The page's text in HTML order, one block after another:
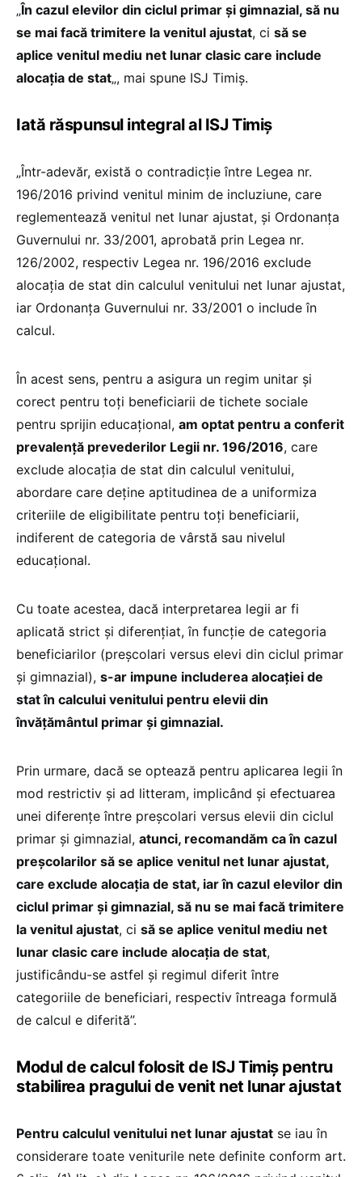
„În cazul elevilor din ciclul primar și gimnazial, să nu
se mai facă trimitere la venitul ajustat, ci să se
aplice venitul mediu net lunar clasic care include
alocația de stat„, mai spune ISJ Timiș.
Iată răspunsul integral al ISJ Timiș
„Într-adevăr, există o contradicție între Legea nr.
196/2016 privind venitul minim de incluziune, care
reglementează venitul net lunar ajustat, și Ordonanța
Guvernului nr. 33/2001, aprobată prin Legea nr.
126/2002, respectiv Legea nr. 196/2016 exclude
alocația de stat din calculul venitului net lunar ajustat,
iar Ordonanța Guvernului nr. 33/2001 o include în
calcul.
În acest sens, pentru a asigura un regim unitar și
corect pentru toți beneficiarii de tichete sociale
pentru sprijin educațional, am optat pentru a conferit
prevalență prevederilor Legii nr. 196/2016, care
exclude alocația de stat din calculul venitului,
abordare care deține aptitudinea de a uniformiza
criteriile de eligibilitate pentru toți beneficiarii,
indiferent de categoria de vârstă sau nivelul
educațional.
Cu toate acestea, dacă interpretarea legii ar fi
aplicată strict și diferențiat, în funcție de categoria
beneficiarilor (preșcolari versus elevi din ciclul primar
și gimnazial), s-ar impune includerea alocației de
stat în calcului venitului pentru elevii din
învățământul primar și gimnazial.
Prin urmare, dacă se optează pentru aplicarea legii în
mod restrictiv și ad litteram, implicând și efectuarea
unei diferențe între preșcolari versus elevii din ciclul
primar și gimnazial, atunci, recomandăm ca în cazul
preșcolarilor să se aplice venitul net lunar ajustat,
care exclude alocația de stat, iar în cazul elevilor din
ciclul primar și gimnazial, să nu se mai facă trimitere
la venitul ajustat, ci să se aplice venitul mediu net
lunar clasic care include alocația de stat,
justificându-se astfel și regimul diferit între
categoriile de beneficiari, respectiv întreaga formulă
de calcul e diferită”.
Modul de calcul folosit de ISJ Timiș pentru
stabilirea pragului de venit net lunar ajustat
Pentru calculul venitului net lunar ajustat se iau în
considerare toate veniturile nete definite conform art.